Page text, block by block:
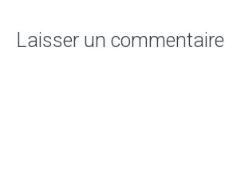
Laisser un commentaire